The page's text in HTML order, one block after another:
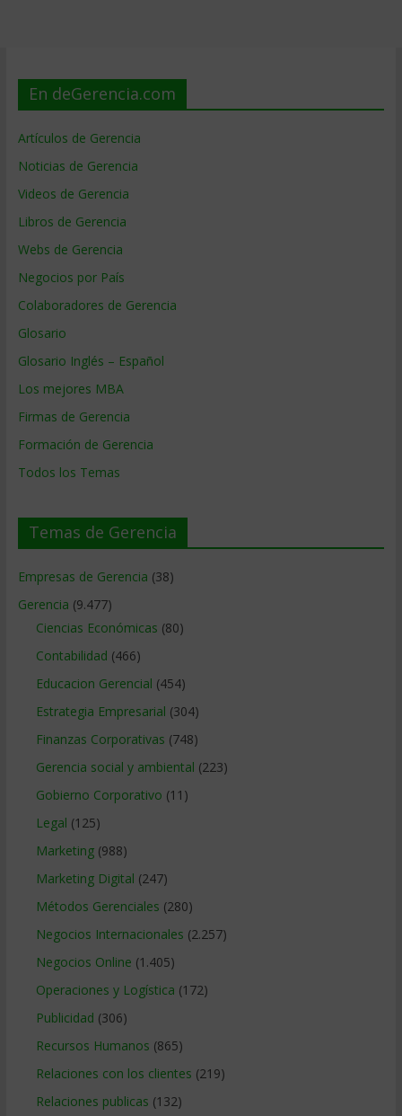
En deGerencia.com
Artículos de Gerencia
Noticias de Gerencia
Videos de Gerencia
Libros de Gerencia
Webs de Gerencia
Negocios por País
Colaboradores de Gerencia
Glosario
Glosario Inglés – Español
Los mejores MBA
Firmas de Gerencia
Formación de Gerencia
Todos los Temas
Temas de Gerencia
Empresas de Gerencia (38)
Gerencia (9.477)
Ciencias Económicas (80)
Contabilidad (466)
Educacion Gerencial (454)
Estrategia Empresarial (304)
Finanzas Corporativas (748)
Gerencia social y ambiental (223)
Gobierno Corporativo (11)
Legal (125)
Marketing(988)
Marketing Digital (247)
Métodos Gerenciales (280)
Negocios Internacionales (2.257)
Negocios Online (1.405)
Operaciones y Logística (172)
Publicidad (306)
Recursos Humanos (865)
Relaciones con los clientes (219)
Relaciones publicas (132)